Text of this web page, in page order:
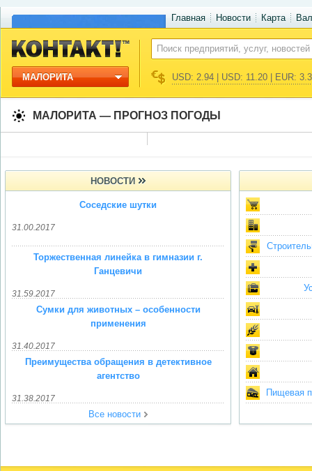
Главная Новости Карта
МАЛОРИТА USD: 2.94 | USD: 11.20 | EUR:
МАЛОРИТА — ПРОГНОЗ ПОГОДЫ
НОВОСТИ
Соседские шутки
31.00.2017
Торжественная линейка в гимназии г.
Ганцевичи
31.59.2017
Сумки для животных – особенности
применения
31.40.2017
Преимущества обращения в детективное
агентство
31.38.2017
Все новости
Пищевая